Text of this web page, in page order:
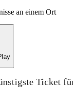
an einem Ort
Ticket